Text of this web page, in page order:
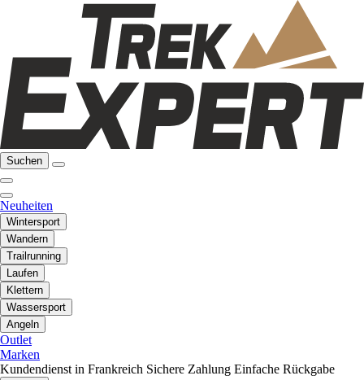
Suchen
Neuheiten
Wintersport
Wandern
Trailrunning
Laufen
Klettern
Wassersport
Angeln
Outlet
Marken
Kundendienst in Frankreich Sichere Zahlung Einfache Rückgabe